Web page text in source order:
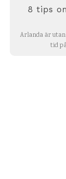
8 tips
Arlanda är
tid